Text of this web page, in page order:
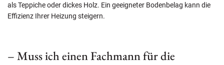
als Teppiche oder dickes Holz. Ein geeigneter Bodenbelag kann die
Effizienz Ihrer Heizung steigern.
– Muss ich einen Fachmann für die